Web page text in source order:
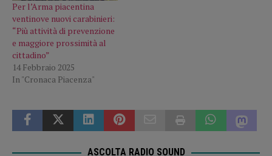
Per l’Arma piacentina
ventinove nuovi carabinieri:
“Più attività di prevenzione
e maggiore prossimità al
cittadino”
14 Febbraio 2025
In "Cronaca Piacenza"
ASCOLTA RADIO SOUND